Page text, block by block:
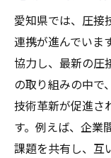
愛知県では、圧接
連携が進んでいま
協力し、最新の圧
の取り組みの中で
技術革新が促進さ
す。例えば、企業
課題を共有し、互